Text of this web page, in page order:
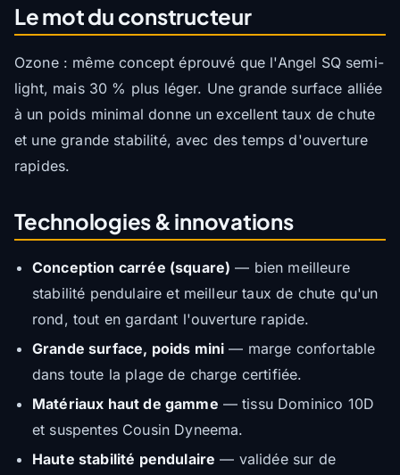
Le mot du constructeur
Ozone : même concept éprouvé que l'Angel SQ semi-
light, mais 30 % plus léger. Une grande surface alliée
à un poids minimal donne un excellent taux de chute
et une grande stabilité, avec des temps d'ouverture
rapides.
Technologies & innovations
Conception carrée (square) — bien meilleure
stabilité pendulaire et meilleur taux de chute qu'un
rond, tout en gardant l'ouverture rapide.
Grande surface, poids mini — marge confortable
dans toute la plage de charge certifiée.
Matériaux haut de gamme — tissu Dominico 10D
et suspentes Cousin Dyneema.
Haute stabilité pendulaire — validée sur de